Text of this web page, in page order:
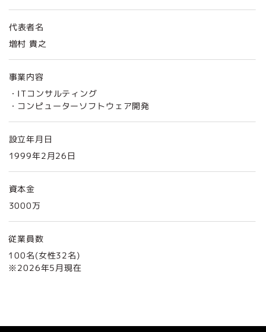
代表者名
増村 貴之
事業内容
・ITコンサルティング
・コンピューターソフトウェア開発
設立年月日
1999年2月26日
資本金
3000万
従業員数
100名(女性32名)
※2026年5月現在